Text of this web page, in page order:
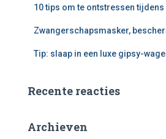
10 tips om te ontstressen
Zwangerschapsmasker,
Tip: slaap in een luxe gipsy-
Recente reacties
Archieven